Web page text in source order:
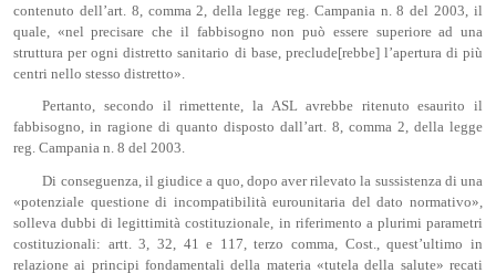
contenuto dell’art. 8, comma 2, della legge reg. Campania n. 8 del 2003, il
quale, «nel precisare che il fabbisogno non può essere superiore ad una
struttura per ogni distretto sanitario di base, preclude[rebbe] l’apertura di più
centri nello stesso distretto».
Pertanto, secondo il rimettente, la ASL avrebbe ritenuto esaurito il
fabbisogno, in ragione di quanto disposto dall’art. 8, comma 2, della legge
reg. Campania n. 8 del 2003.
Di conseguenza, il giudice a quo, dopo aver rilevato la sussistenza di una
«potenziale questione di incompatibilità eurounitaria del dato normativo»,
solleva dubbi di legittimità costituzionale, in riferimento a plurimi parametri
costituzionali: artt. 3, 32, 41 e 117, terzo comma, Cost., quest’ultimo in
relazione ai principi fondamentali della materia «tutela della salute» recati